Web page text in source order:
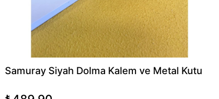
Samuray Siyah Dolma Kalem ve Metal Kutu